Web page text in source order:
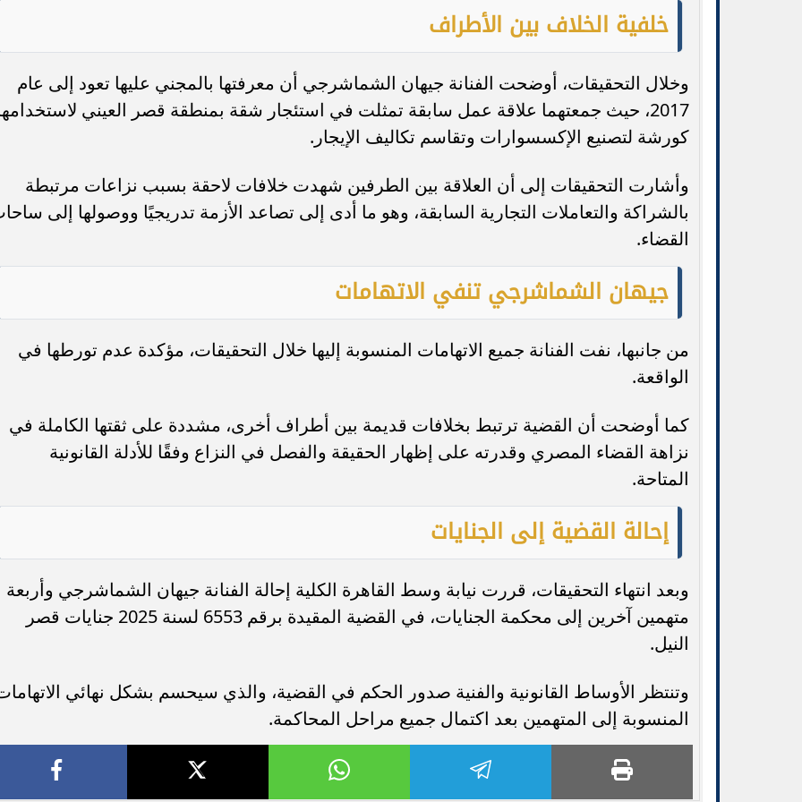
خلفية الخلاف بين الأطراف
وخلال التحقيقات، أوضحت الفنانة جيهان الشماشرجي أن معرفتها بالمجني عليها تعود إلى عام
2017، حيث جمعتهما علاقة عمل سابقة تمثلت في استئجار شقة بمنطقة قصر العيني
كورشة لتصنيع الإكسسوارات وتقاسم تكاليف الإيجار.
وأشارت التحقيقات إلى أن العلاقة بين الطرفين شهدت خلافات لاحقة بسبب نزاعات مرتبطة
بالشراكة والتعاملات التجارية السابقة، وهو ما أدى إلى تصاعد الأزمة تدريجيًا ووصولها إلى
القضاء.
جيهان الشماشرجي تنفي الاتهامات
من جانبها، نفت الفنانة جميع الاتهامات المنسوبة إليها خلال التحقيقات، مؤكدة عدم تورطها في
الواقعة.
كما أوضحت أن القضية ترتبط بخلافات قديمة بين أطراف أخرى، مشددة على ثقتها الكاملة في
نزاهة القضاء المصري وقدرته على إظهار الحقيقة والفصل في النزاع وفقًا للأدلة القانونية
المتاحة.
إحالة القضية إلى الجنايات
وبعد انتهاء التحقيقات، قررت نيابة وسط القاهرة الكلية إحالة الفنانة جيهان الشماشرجي وأربعة
متهمين آخرين إلى محكمة الجنايات، في القضية المقيدة برقم 6553 لسنة 2025 جنايات قصر
النيل.
وتنتظر الأوساط القانونية والفنية صدور الحكم في القضية، والذي سيحسم بشكل نهائي
المنسوبة إلى المتهمين بعد اكتمال جميع مراحل المحاكمة.